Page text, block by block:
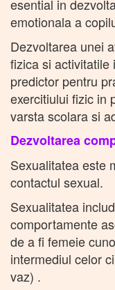
esential in
emotionala a
Dezvoltarea unei
fizica si activitatile
predictor pentru
exercitiului fizic in
varsta scolara si
Dezvoltarea
Sexualitatea este
contactul sexual.
Sexualitatea
comportamente
de a fi femeie
intermediul celor
vaz) .